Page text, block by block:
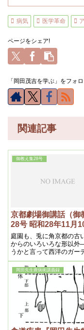
病気 医学革命
ページをシェア!
「岡田茂吉を学ぶ」をフォロ
関連記事
御教え集28号
京都劇場御講話（御
28号 昭和28年11月
庭園も、兎に角京都の古
からのいろいろな形以
うかと言って西洋のガー
では全然合いませんか
しい感覚を十分表現し、
て京都のいろいろな特色
に発揮したものを造ろう
て考えています。五回の
よる考えはそういうとこ
たわけです。
岡田先生療病術講義録